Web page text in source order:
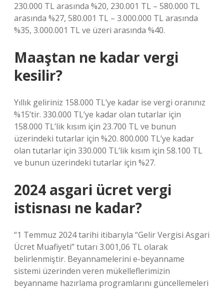
230.000 TL arasında %20, 230.001 TL – 580.000 TL
arasında %27, 580.001 TL – 3.000.000 TL arasında
%35, 3.000.001 TL ve üzeri arasında %40.
Maaştan ne kadar vergi
kesilir?
Yıllık geliriniz 158.000 TL’ye kadar ise vergi oranınız
%15’tir. 330.000 TL’ye kadar olan tutarlar için
158.000 TL’lik kısım için 23.700 TL ve bunun
üzerindeki tutarlar için %20. 800.000 TL’ye kadar
olan tutarlar için 330.000 TL’lik kısım için 58.100 TL
ve bunun üzerindeki tutarlar için %27.
2024 asgari ücret vergi
istisnası ne kadar?
“1 Temmuz 2024 tarihi itibarıyla “Gelir Vergisi Asgari
Ücret Muafiyeti” tutarı 3.001,06 TL olarak
belirlenmiştir. Beyannamelerini e-beyanname
sistemi üzerinden veren mükelleflerimizin
beyanname hazırlama programlarını güncellemeleri